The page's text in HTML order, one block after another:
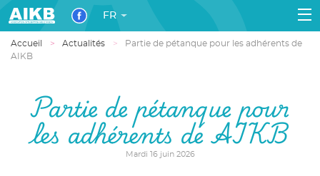
FR
Accueil Actualités
Partie de pétanque pour les adhérents de
AIKB
Partie de pétanque pour
les adhérents de AIKB
Mardi 16 juin 2026